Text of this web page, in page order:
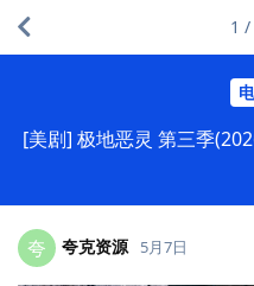
[美剧] 极地恶灵 第三季
1 /
夸 夸克资源 5月7日